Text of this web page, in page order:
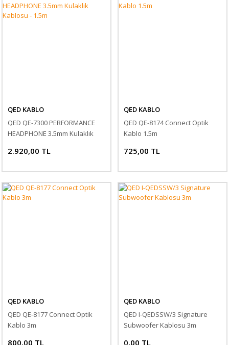
QED KABLO
QED QE-7300 PERFORMANCE
HEADPHONE 3.5mm Kulaklık
2.920,00 TL
QED KABLO
QED QE-8174 Connect Optik
Kablo 1.5m
725,00 TL
QED KABLO
QED QE-8177 Connect Optik
Kablo 3m
800,00 TL
QED KABLO
QED I-QEDSSW/3 Signature
Subwoofer Kablosu 3m
0,00 TL